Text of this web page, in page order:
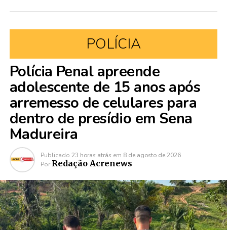
POLÍCIA
Polícia Penal apreende
adolescente de 15 anos após
arremesso de celulares para
dentro de presídio em Sena
Madureira
Publicado 23 horas atrás em 8 de agosto de 2026
Por Redação Acrenews